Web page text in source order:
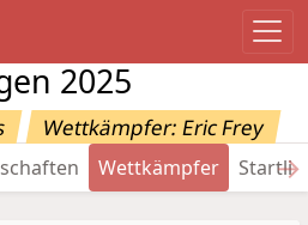
2025
Wettkämpfer: Eric Frey
Wettkämpfer →